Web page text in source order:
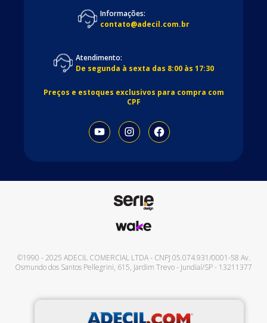
Informações:
contato@adecil.com.br
Atendimento:
De segunda à sexta das 8:00 às 17:30
Preços e estoques exclusivos para compra com
CPF
©1990 - 2025 ADECIL COMERCIAL LTDA- CNPJ 05.074.931/0001-58 Av.
Osmundo dos Santos Pellegrini, 615, Jardim Trevo- Jundiaí/SP- 13211377